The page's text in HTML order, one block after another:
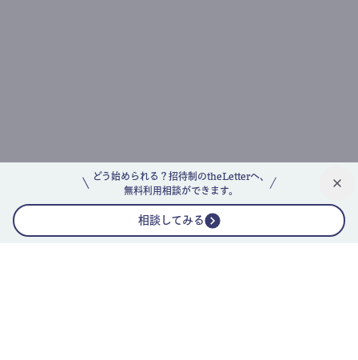
どう始められる？招待制のtheLetterへ、
無料利用相談ができます。
相談してみる